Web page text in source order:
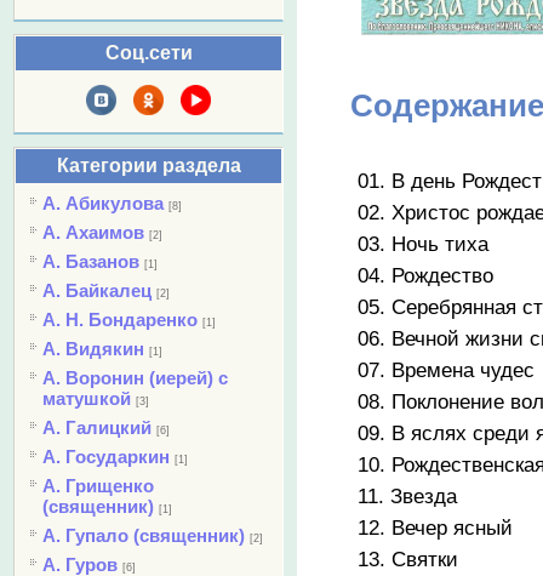
Соц.сети
Категории раздела
А. Абикулова [8]
А. Ахаимов [2]
А. Базанов [1]
А. Байкалец [2]
А. Н. Бондаренко [1]
А. Видякин [1]
А. Воронин (иерей) с
матушкой [3]
А. Галицкий [6]
А. Государкин [1]
А. Грищенко
(священник) [1]
А. Гупало (священник) [2]
А. Гуров [6]
01. В день
02. Христос
03. Ночь тиха
04. Рождество
05. Серебрянная
06. Вечной жизни
07. Времена чудес
08. Поклонение
09. В яслях среди
10.
11. Звезда
12. Вечер ясный
13. Святки